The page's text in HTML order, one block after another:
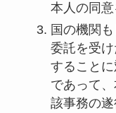
本人の同
国の機関
委託を受
すること
であって
該事務の